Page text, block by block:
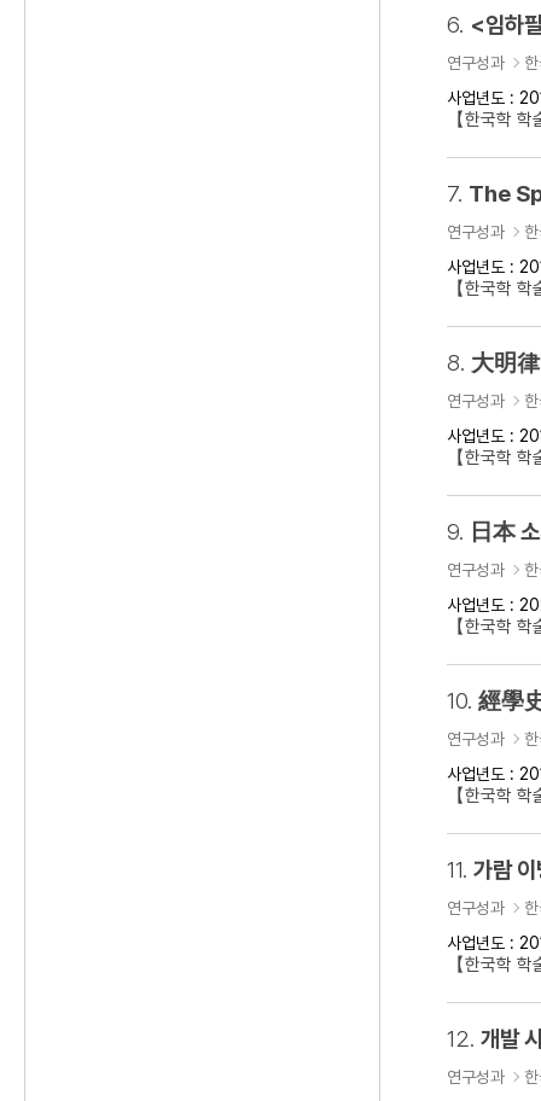
6. <임하
연구성과
사업년도 :
【한국학
7. The
연구성과
사업년도 :
【한국학
8. 大明律
연구성과
사업년도 :
【한국학
9. 日本
연구성과
사업년도 :
【한국학
10. 經學
연구성과
사업년도 :
【한국학
11. 가람
연구성과
사업년도 :
【한국학
12. 개발
연구성과